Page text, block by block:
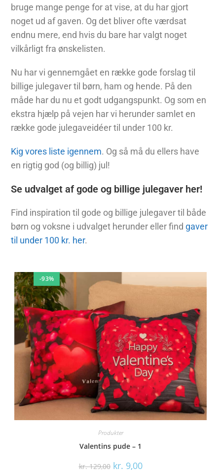
bruge mange penge for at vise, at du har gjort
noget ud af gaven. Og det bliver ofte værdsat
endnu mere, end hvis du bare har valgt noget
vilkårligt fra ønskelisten.
Nu har vi gennemgået en række gode forslag til
billige julegaver til børn, ham og hende. På den
måde har du nu et godt udgangspunkt. Og som en
ekstra hjælp på vejen har vi herunder samlet en
række gode julegaveidéer til under 100 kr.
Kig vores liste igennem. Og så må du ellers have
en rigtig god (og billig) jul!
Se udvalget af gode og billige julegaver her!
Find inspiration til gode og billige julegaver til både
børn og voksne i udvalget herunder eller find gaver
til under 100 kr. her.
-93%
Produkter
Valentins pude – 1
kr.129,00 kr. 9,00